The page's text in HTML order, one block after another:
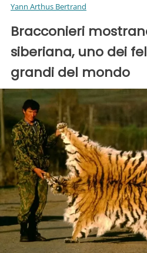
Yann Arthus Bertrand
Bracconieri
siberiana, uno dei
grandi del mondo